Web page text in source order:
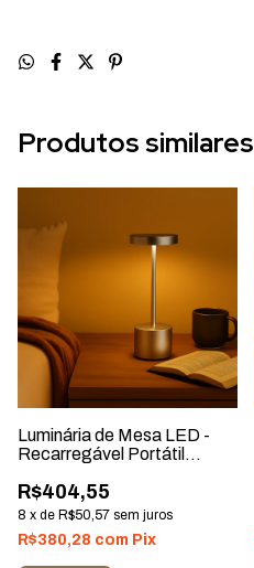
Produtos similares
Luminária de Mesa LED -
Recarregável Portátil
R$404,55
8 x de R$50,57 sem juros
R$380,28 com Pix